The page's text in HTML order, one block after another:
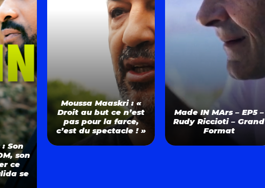
Son
son
ce
se
Moussa Maaskri : «
Droit au but ce n’est
pas pour la farce,
c’est du spectacle ! »
Made IN MArs – EP5 –
Rudy Riccioti – Grand
Format